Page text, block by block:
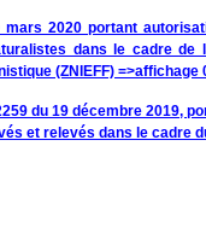
2020 portant
dans le cadre de
(ZNIEFF) =>affichage
du 19 décembre 2019,
et relevés dans le cadre